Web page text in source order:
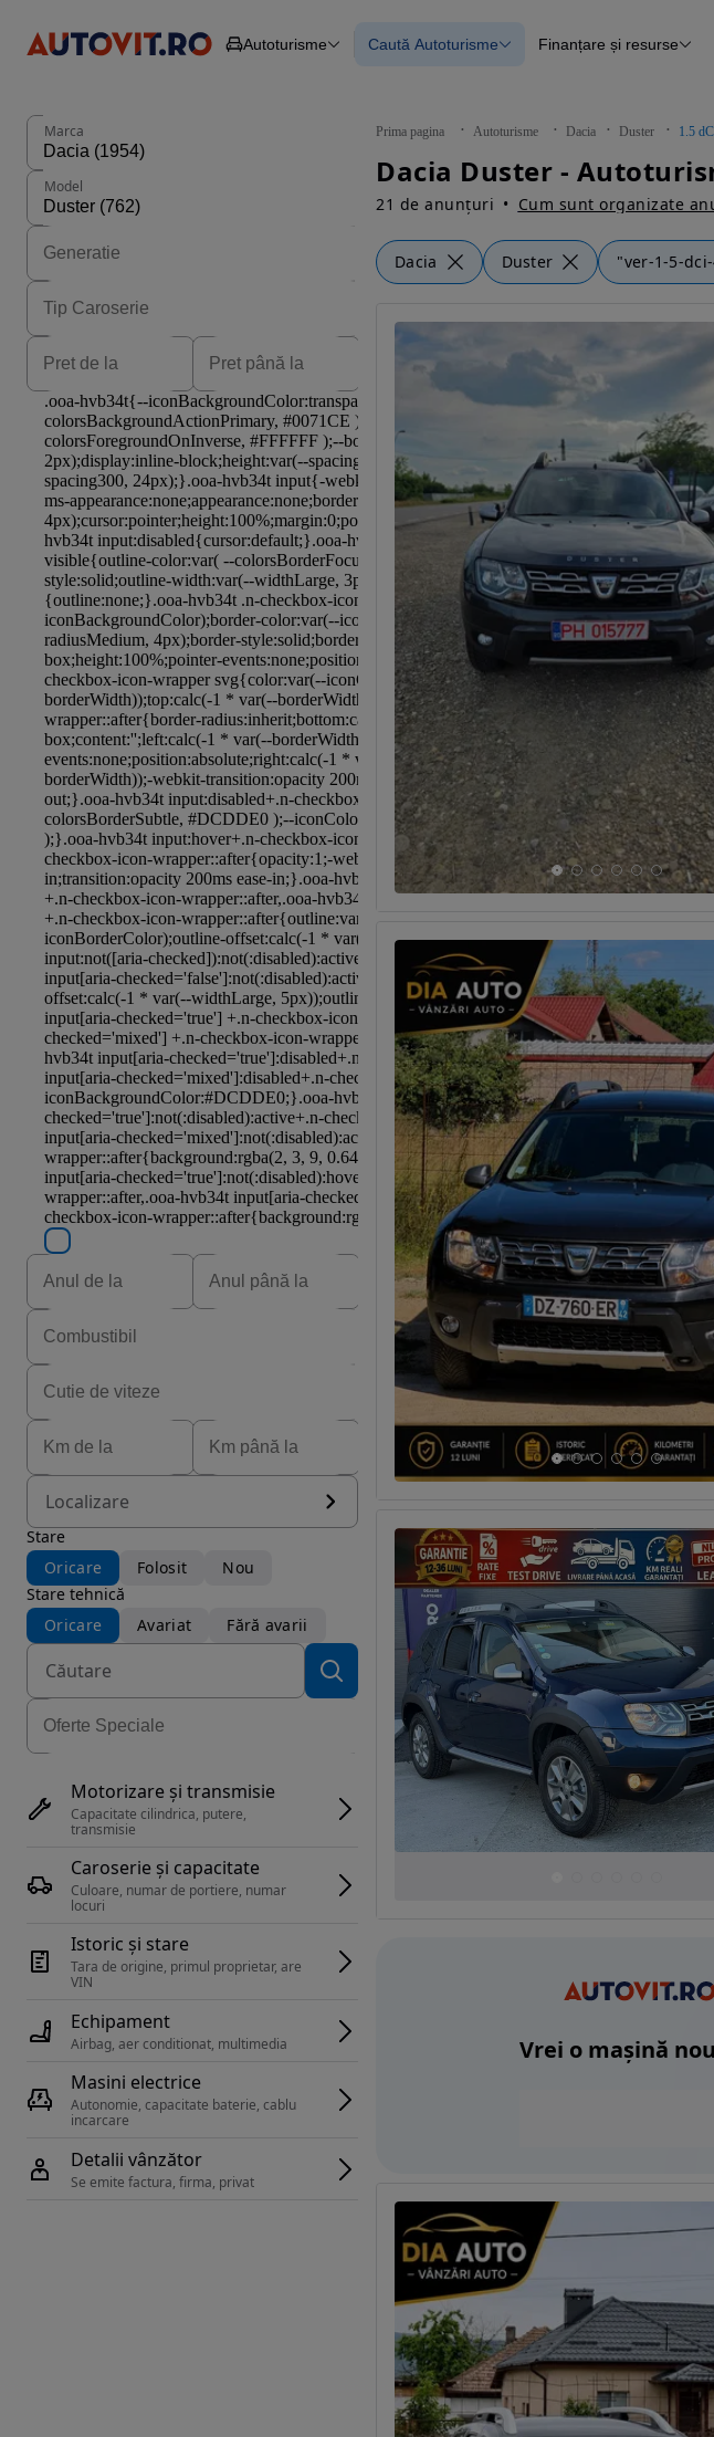
Autoturisme
Autoturisme
Mașini electrice
Mașini cu detalii verificate
Caută Autoturisme
Blog Autovit.ro
Finanțare și resurse
Prima pagina Autoturisme Dacia Duster 1.5
Dacia Duster -
21 de anunțuri Cum sunt organizate
Dacia Duster "ver-1-5-
Marca
Model
Localizare
Stare
Oricare
Folosit
Nou
Stare tehnică
Oricare
Avariat Fără avarii
Motorizare și transmisie
Capacitate cilindrica, putere,
transmisie
Caroserie și capacitate
Culoare, numar de portiere, numar
locuri
Istoric și stare
Tara de origine, primul proprietar, are
Echipament
Airbag, aer conditionat, multimedia
Masini electrice
Autonomie, capacitate baterie, cablu
Detalii vânzător
Se emite factura, firma, privat
Vrei o mașină